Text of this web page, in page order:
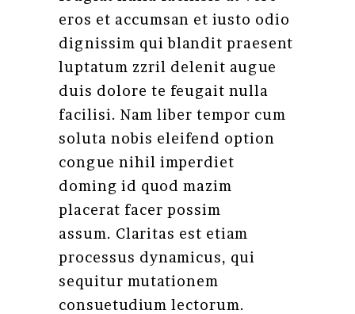
eros et accumsan et iusto odio
dignissim qui blandit praesent
luptatum zzril delenit augue
duis dolore te feugait nulla
facilisi. Nam liber tempor cum
soluta nobis eleifend option
congue nihil imperdiet
doming id quod mazim
placerat facer possim
assum. Claritas est etiam
processus dynamicus, qui
sequitur mutationem
consuetudium lectorum.